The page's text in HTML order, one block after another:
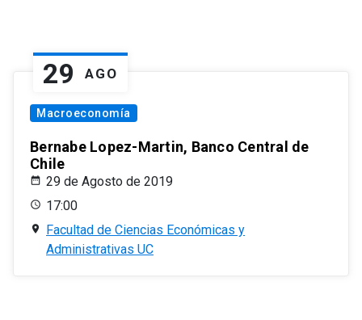
29 AGO
Macroeconomía
Bernabe Lopez-Martin, Banco Central de
Chile
29 de Agosto de 2019
17:00
Facultad de Ciencias Económicas y
Administrativas UC